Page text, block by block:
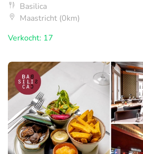
Basilica
Maastricht (0km)
Verkocht: 17